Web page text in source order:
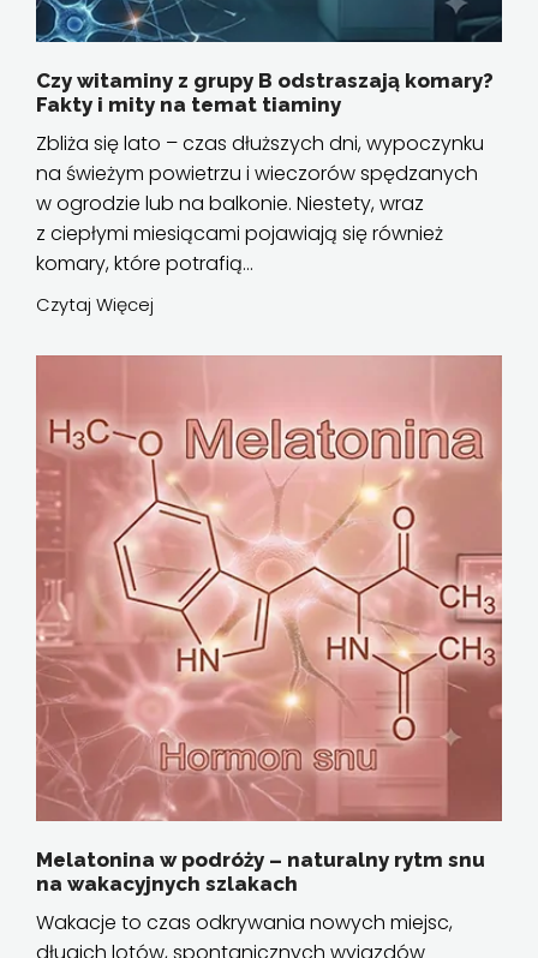
Czy witaminy z grupy B odstraszają komary?
Fakty i mity na temat tiaminy
Zbliża się lato – czas dłuższych dni, wypoczynku
na świeżym powietrzu i wieczorów spędzanych
w ogrodzie lub na balkonie. Niestety, wraz
z ciepłymi miesiącami pojawiają się również
komary, które potrafią...
Czytaj Więcej
Melatonina w podróży – naturalny rytm snu
na wakacyjnych szlakach
Wakacje to czas odkrywania nowych miejsc,